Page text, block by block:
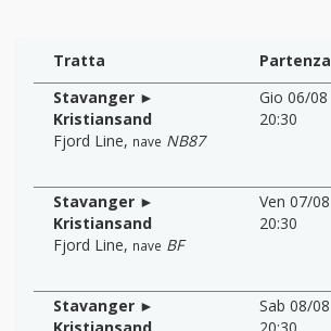
Tratta Partenza
Stavanger ►
Kristiansand
Fjord Line, nave NB87
Gio 06/08
20:30
Stavanger ►
Kristiansand
Fjord Line, nave BF
Ven 07/08
20:30
Stavanger ►
Sab 08/08